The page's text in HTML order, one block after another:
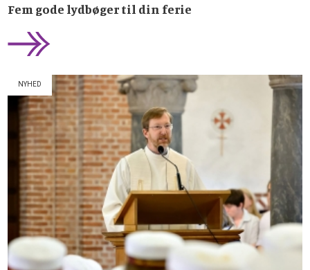
Fem gode lydbøger til din ferie
NYHED